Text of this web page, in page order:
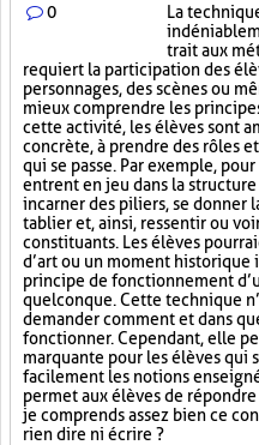
0 La
trait aux
requiert la participation des
personnages, des scènes ou
mieux comprendre les
cette activité, les élèves sont
concrète, à prendre des rôles
qui se passe. Par exemple,
entrent en jeu dans la
incarner des piliers, se donner
tablier et, ainsi, ressentir ou
constituants. Les élèves
d’art ou un moment
principe de fonctionnement
quelconque. Cette technique
demander comment et dans
fonctionner. Cependant, elle
marquante pour les élèves qui
facilement les notions
permet aux élèves de
je comprends assez bien ce
rien dire ni écrire ?